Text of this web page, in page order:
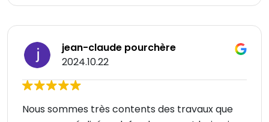
jean-claude pourchère
2024.10.22
Nous sommes très contents des travaux que